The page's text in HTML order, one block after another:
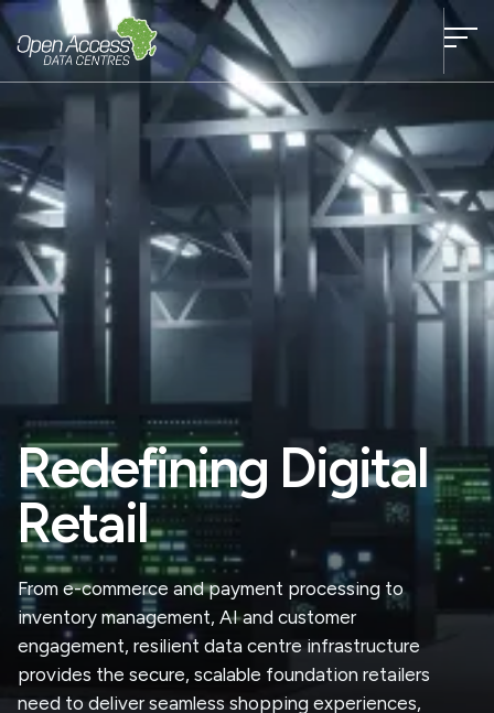
Redefining Digital
Retail
From e-commerce and payment processing to
inventory management, AI and customer
engagement, resilient data centre infrastructure
provides the secure, scalable foundation retailers
need to deliver seamless shopping experiences,